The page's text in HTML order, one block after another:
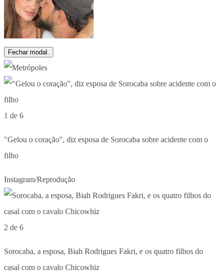
Fechar modal.
1 de 6
"Gelou o coração", diz esposa de Sorocaba sobre acidente com o
filho
Instagram/Reprodução
2 de 6
Sorocaba, a esposa, Biah Rodrigues Fakri, e os quatro filhos do
casal com o cavalo Chicowhiz